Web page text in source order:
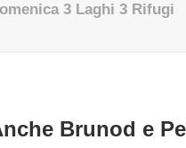
3 Laghi 3 Rifugi
Brunod e